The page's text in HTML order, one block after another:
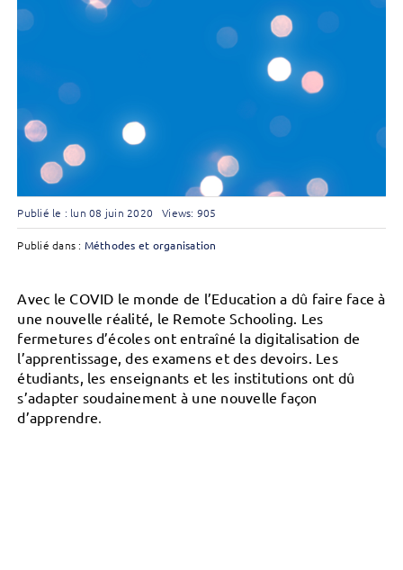
Publié le : lun 08 juin 2020 Views: 905
Publié dans : Méthodes et organisation
Avec le COVID le monde de l’Education a dû faire face à
une nouvelle réalité, le Remote Schooling. Les
fermetures d’écoles ont entraîné la digitalisation de
l’apprentissage, des examens et des devoirs. Les
étudiants, les enseignants et les institutions ont dû
s’adapter soudainement à une nouvelle façon
d’apprendre.